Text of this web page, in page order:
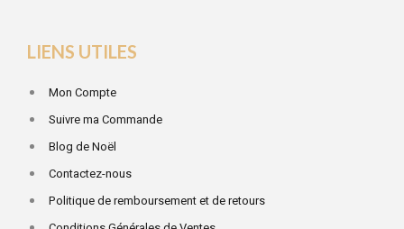
LIENS UTILES
Mon Compte
Suivre ma Commande
Blog de Noël
Contactez-nous
Politique de remboursement et de retours